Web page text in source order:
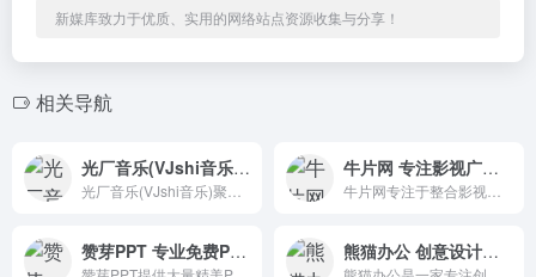
新媒库致力于优质、实用的网络站点资源收集与分享！
相关导航
光厂音乐(VJshi音乐) 海量正版罐头音乐 牛片网 专注影视广告资源整合
赞芽PPT 专业免费PPT模板下载 熊猫办公 创意设计模板下载平台